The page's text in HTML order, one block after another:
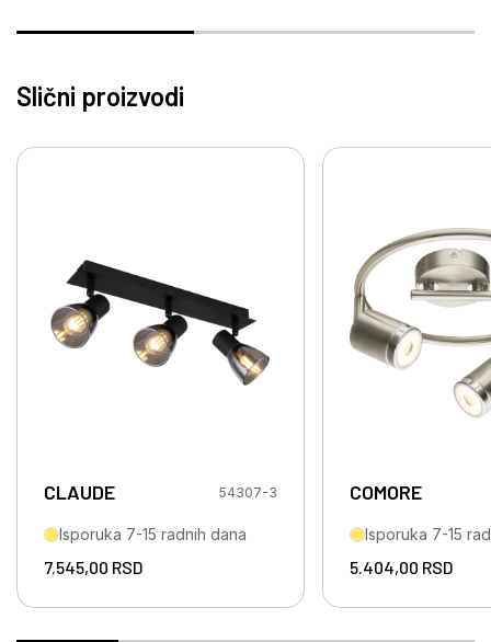
Slični proizvodi
CLAUDE 54307-3
Isporuka 7-15 radnih dana
7.545,00 RSD
COMORE
Isporuka 7-15
5.404,00 RSD